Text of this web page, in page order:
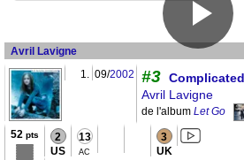
Avril Lavigne
1. 09/2002 #3 Complicated
Avril Lavigne
de l'album Let Go
52 pts 2
US
13
AC
3
UK